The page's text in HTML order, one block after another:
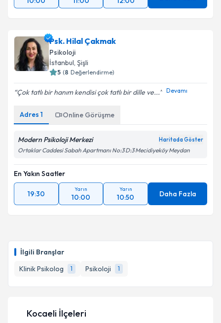
İlgili Branşlar
Klinik Psikolog
1 Psikoloji 1
Psk. Hilal Çakmak
Psikoloji
İstanbul, Şişli
5 (8 Değerlendirme)
Çok tatlı bir hanım kendisi çok tatlı bir dille ve... Devamı
Adres 1 Online Görüşme
Modern Psikoloji Merkezi Haritada Göster
Ortaklar Caddesi Sabah Apartmanı No:3 D:3 Mecidiyeköy Meydan
En Yakın Saatler
19:30
Yarın
10:00
Yarın
10:50 Daha Fazla
Kocaeli İlçeleri